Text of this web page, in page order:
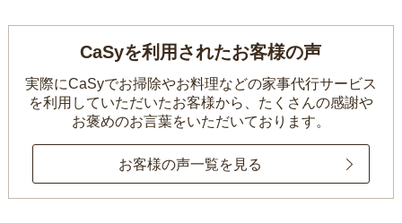
CaSyを利用されたお客様の声
実際にCaSyでお掃除やお料理などの家事代行サービス
を利用していただいたお客様から、 たくさんの感謝や
お褒めのお言葉をいただいております。
お客様の声一覧を見る